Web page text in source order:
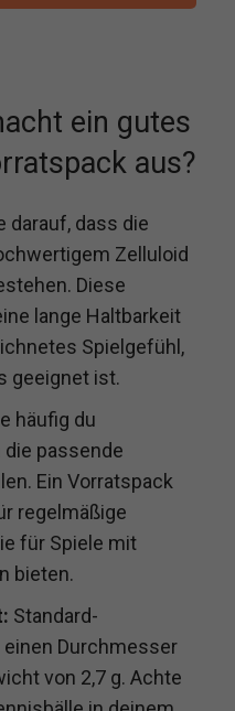
ein gutes
aus?
darauf, dass die
Zelluloid
Diese
lange Haltbarkeit
Spielgefühl,
geeignet ist.
häufig du
passende
Ein Vorratspack
regelmäßige
für Spiele mit
bieten.
Standard-
Durchmesser
von 2,7 g. Achte